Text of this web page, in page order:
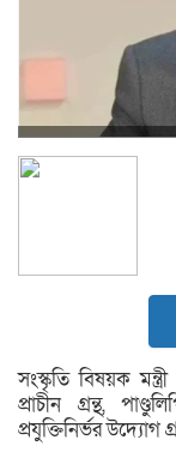
সংস্কৃতি বিষয়ক
প্রাচীন গ্রন্থ,
প্রযুক্তিনির্ভর উদ্যোগ